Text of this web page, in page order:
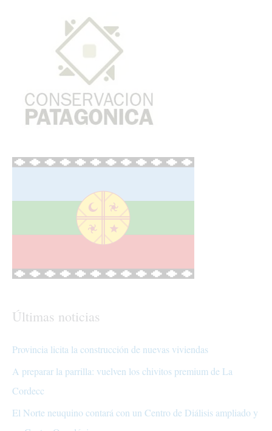
Últimas noticias
Provincia licita la construcción de nuevas viviendas
A preparar la parrilla: vuelven los chivitos premium de La
Cordecc
El Norte neuquino contará con un Centro de Diálisis ampliado y